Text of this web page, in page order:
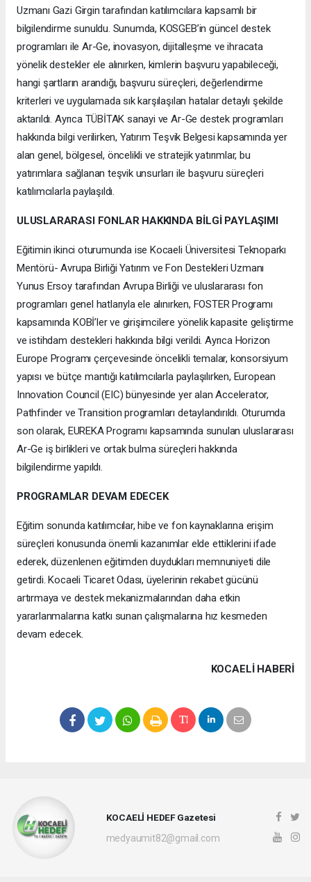
Uzmanı Gazi Girgin tarafından katılımcılara kapsamlı bir
bilgilendirme sunuldu. Sunumda, KOSGEB’in güncel destek
programları ile Ar-Ge, inovasyon, dijitalleşme ve ihracata
yönelik destekler ele alınırken, kimlerin başvuru yapabileceği,
hangi şartların arandığı, başvuru süreçleri, değerlendirme
kriterleri ve uygulamada sık karşılaşılan hatalar detaylı şekilde
aktarıldı. Ayrıca TÜBİTAK sanayi ve Ar-Ge destek programları
hakkında bilgi verilirken, Yatırım Teşvik Belgesi kapsamında yer
alan genel, bölgesel, öncelikli ve stratejik yatırımlar, bu
yatırımlara sağlanan teşvik unsurları ile başvuru süreçleri
katılımcılarla paylaşıldı.
ULUSLARARASI FONLAR HAKKINDA BİLGİ PAYLAŞIMI
Eğitimin ikinci oturumunda ise Kocaeli Üniversitesi Teknoparkı
Mentörü- Avrupa Birliği Yatırım ve Fon Destekleri Uzmanı
Yunus Ersoy tarafından Avrupa Birliği ve uluslararası fon
programları genel hatlarıyla ele alınırken, FOSTER Programı
kapsamında KOBİ’ler ve girişimcilere yönelik kapasite geliştirme
ve istihdam destekleri hakkında bilgi verildi. Ayrıca Horizon
Europe Programı çerçevesinde öncelikli temalar, konsorsiyum
yapısı ve bütçe mantığı katılımcılarla paylaşılırken, European
Innovation Council (EIC) bünyesinde yer alan Accelerator,
Pathfinder ve Transition programları detaylandırıldı. Oturumda
son olarak, EUREKA Programı kapsamında sunulan uluslararası
Ar-Ge iş birlikleri ve ortak bulma süreçleri hakkında
bilgilendirme yapıldı.
PROGRAMLAR DEVAM EDECEK
Eğitim sonunda katılımcılar, hibe ve fon kaynaklarına erişim
süreçleri konusunda önemli kazanımlar elde ettiklerini ifade
ederek, düzenlenen eğitimden duydukları memnuniyeti dile
getirdi. Kocaeli Ticaret Odası, üyelerinin rekabet gücünü
artırmaya ve destek mekanizmalarından daha etkin
yararlanmalarına katkı sunan çalışmalarına hız kesmeden
devam edecek.
KOCAELI HABERİ
KOCAELİ HEDEF Gazetesi
medyaumit82@gmail.com